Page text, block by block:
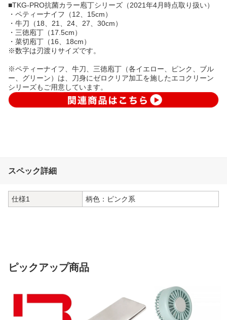
■TKG-PRO抗菌カラー庖丁シリーズ（2021年4月時点取り扱い）
・ペティーナイフ（12、15cm）
・牛刀（18、21、24、27、30cm）
・三徳庖丁（17.5cm）
・菜切庖丁（16、18cm）
※数字は刃渡りサイズです。
※ペティーナイフ、牛刀、三徳庖丁（各イエロー、ピンク、ブル
ー、グリーン）は、刀身にゼロクリア加工を施したエコクリーン
シリーズもご用意しています。
スペック詳細
仕様1 柄色：ピンク系
ピックアップ商品